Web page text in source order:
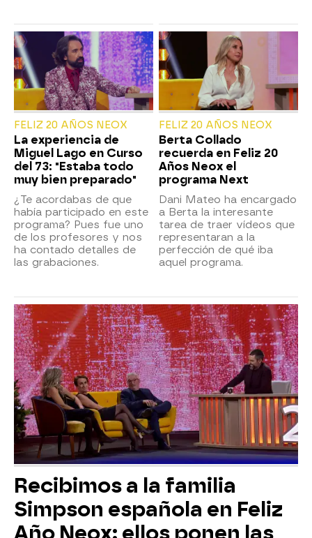
FELIZ 20 AÑOS NEOX
La experiencia de
Miguel Lago en Curso
del 73: "Estaba todo
muy bien preparado"
¿Te acordabas de que
había participado en este
programa? Pues fue uno
de los profesores y nos
ha contado detalles de
las grabaciones.
FELIZ 20 AÑOS NEOX
Berta Collado
recuerda en Feliz 20
Años Neox el
programa Next
Dani Mateo ha encargado
a Berta la interesante
tarea de traer vídeos que
representaran a la
perfección de qué iba
aquel programa.
Recibimos a la familia
Simpson española en Feliz